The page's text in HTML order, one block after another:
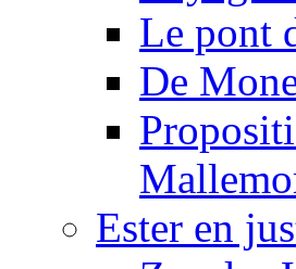
Le pont
De
Ester en